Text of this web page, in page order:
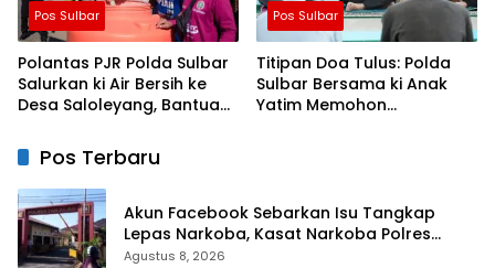
Pos Sulbar
Polantas PJR Polda Sulbar
Salurkan ki Air Bersih ke
Desa Saloleyang, Bantuan
Kemarau
Pos Sulbar
Titipan Doa Tulus: Polda
Sulbar Bersama ki Anak
Yatim Memohon
Pos Terbaru
Akun Facebook Sebarkan Isu Tangkap
Lepas Narkoba, Kasat Narkoba Polres
Takalar: Itu Hoax dan Fitnah
Agustus 8, 2026